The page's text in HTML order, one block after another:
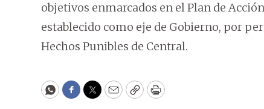
objetivos enmarcados en el Plan de
establecido como eje de Gobierno, por
Hechos Punibles de Central.
WhatsApp
Facebook
Twitter
EmailCopyPrint